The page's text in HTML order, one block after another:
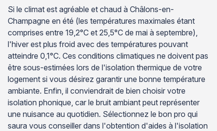
Si le climat est agréable et chaud à Châlons-en-
Champagne en été (les températures maximales étant
comprises entre 19,2°C et 25,5°C de mai à septembre),
l'hiver est plus froid avec des températures pouvant
atteindre 0,1°C. Ces conditions climatiques ne doivent pas
être sous-estimées lors de l'isolation thermique de votre
logement si vous désirez garantir une bonne température
ambiante. Enfin, il conviendrait de bien choisir votre
isolation phonique, car le bruit ambiant peut représenter
une nuisance au quotidien. Sélectionnez le bon pro qui
saura vous conseiller dans l'obtention d'aides à l'isolation